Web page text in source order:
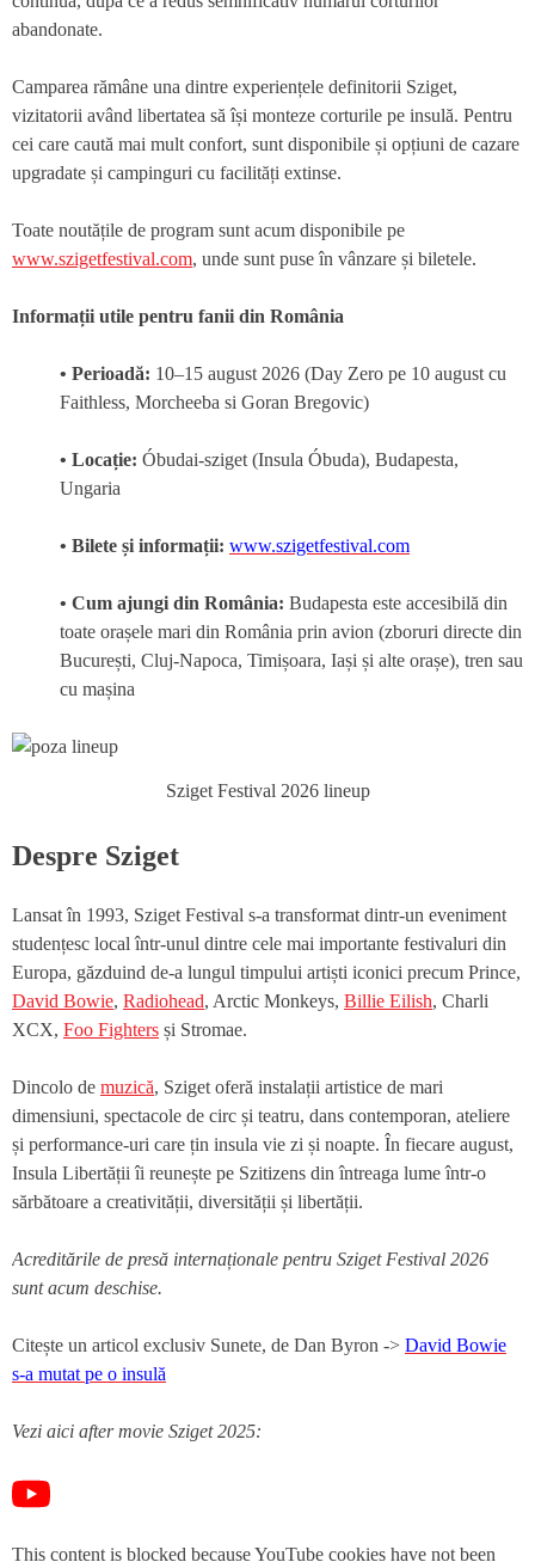
abandonate.
Camparea rămâne una dintre experiențele definitorii Sziget,
vizitatorii având libertatea să își monteze corturile pe insulă. Pentru
cei care caută mai mult confort, sunt disponibile și opțiuni de cazare
upgradate și campinguri cu facilități extinse.
Toate noutățile de program sunt acum disponibile pe
www.szigetfestival.com, unde sunt puse în vânzare și biletele.
Informații utile pentru fanii din România
• Perioadă: 10–15 august 2026 (Day Zero pe 10 august cu
Faithless, Morcheeba si Goran Bregovic)
• Locație: Óbudai-sziget (Insula Óbuda), Budapesta,
Ungaria
• Bilete și informații: www.szigetfestival.com
• Cum ajungi din România: Budapesta este accesibilă din
toate orașele mari din România prin avion (zboruri directe din
București, Cluj-Napoca, Timișoara, Iași și alte orașe), tren sau
cu mașina
Sziget Festival 2026 lineup
Despre Sziget
Lansat în 1993, Sziget Festival s-a transformat dintr-un eveniment
studențesc local într-unul dintre cele mai importante festivaluri din
Europa, găzduind de-a lungul timpului artiști iconici precum Prince,
David Bowie, Radiohead, Arctic Monkeys, Billie Eilish, Charli
XCX, Foo Fighters și Stromae.
Dincolo de muzică, Sziget oferă instalații artistice de mari
dimensiuni, spectacole de circ și teatru, dans contemporan, ateliere
și performance-uri care țin insula vie zi și noapte. În fiecare august,
Insula Libertății îi reunește pe Szitizens din întreaga lume într-o
sărbătoare a creativității, diversității și libertății.
Acreditările de presă internaționale pentru Sziget Festival 2026
sunt acum deschise.
Citește un articol exclusiv Sunete, de Dan Byron -> David Bowie
s-a mutat pe o insulă
Vezi aici after movie Sziget 2025:
This content is blocked because YouTube cookies have not been